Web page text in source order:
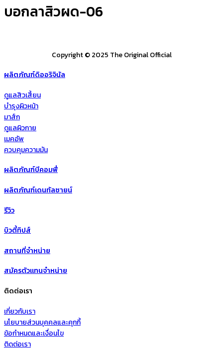
บอกลาสิวผด-06
Copyright © 2025 The Original Official
ผลิตภัณฑ์ดิออริจินัล
ดูแลสิวเสี้ยน
บำรุงผิวหน้า
มาส์ก
ดูแลผิวกาย
เมคอัพ
ควบคุมความมัน
ผลิตภัณฑ์บีคอมฟี่
ผลิตภัณฑ์เดนทัลซายน์
รีวิว
บิวตี้ทิปส์
สถานที่จำหน่าย
สมัครตัวแทนจำหน่าย
ติดต่อเรา
เกี่ยวกับเรา
นโยบายส่วนบุคคลและคุกกี้
ข้อกำหนดและเงื่อนไข
ติดต่อเรา